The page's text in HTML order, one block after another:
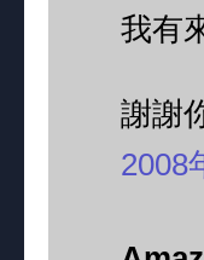
我有
謝謝
2008